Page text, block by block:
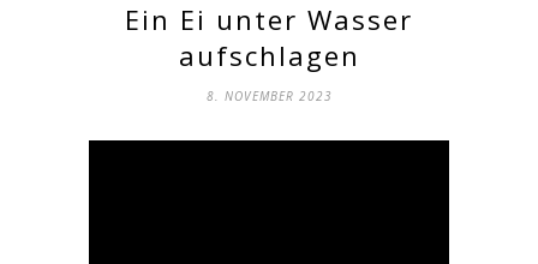
Ein Ei unter Wasser
aufschlagen
8. NOVEMBER 2023